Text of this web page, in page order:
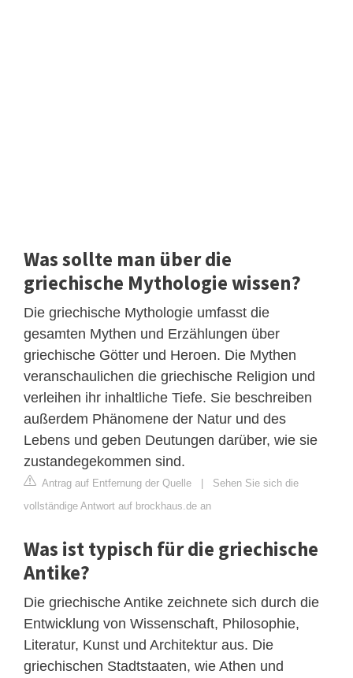
Was sollte man über die
griechische Mythologie wissen?
Die griechische Mythologie umfasst die
gesamten Mythen und Erzählungen über
griechische Götter und Heroen. Die Mythen
veranschaulichen die griechische Religion und
verleihen ihr inhaltliche Tiefe. Sie beschreiben
außerdem Phänomene der Natur und des
Lebens und geben Deutungen darüber, wie sie
zustandegekommen sind.
Antrag auf Entfernung der Quelle | Sehen Sie sich die
vollständige Antwort auf brockhaus.de an
Was ist typisch für die griechische
Antike?
Die griechische Antike zeichnete sich durch die
Entwicklung von Wissenschaft, Philosophie,
Literatur, Kunst und Architektur aus. Die
griechischen Stadtstaaten, wie Athen und